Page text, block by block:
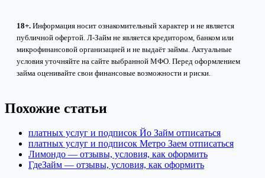
18+. Информация носит ознакомительный характер и не является
публичной офертой. Л-Займ не является кредитором, банком или
микрофинансовой организацией и не выдаёт займы. Актуальные
условия уточняйте на сайте выбранной МФО. Перед оформлением
займа оценивайте свои финансовые возможности и риски.
Похожие статьи
платных услуг и подписок Йо Займ отписаться
платных услуг и подписок Метро Заем отписаться
Лимондо — отзывы, условия, как оформить
ГдеЗайм — отзывы, условия, как оформить